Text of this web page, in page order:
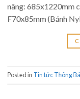
nâng: 685x1220mm
F70x85mm (Bánh
Posted in Tin tức Thông